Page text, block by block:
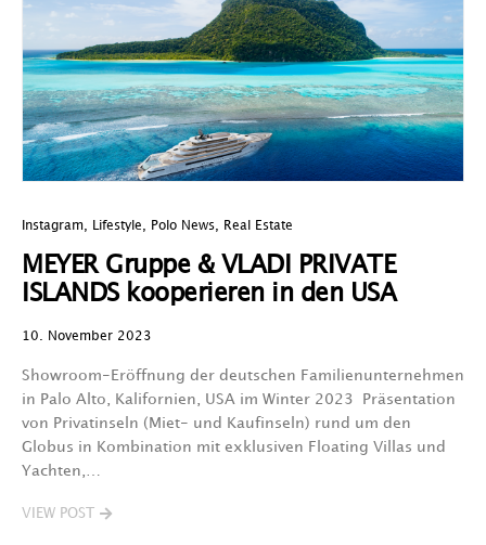
Instagram Lifestyle Polo News Real Estate
MEYER Gruppe & VLADI PRIVATE
ISLANDS kooperieren in den USA
10. November 2023
Showroom-Eröffnung der deutschen Familienunternehmen
in Palo Alto, Kalifornien, USA im Winter 2023 Präsentation
von Privatinseln (Miet- und Kaufinseln) rund um den
Globus in Kombination mit exklusiven Floating Villas und
Yachten,…
VIEW POST